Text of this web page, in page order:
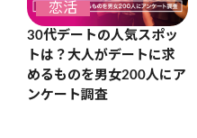
恋活
30代デートの人気スポッ
トは？大人がデートに求
めるものを男女200人にア
ンケート調査